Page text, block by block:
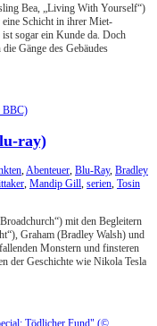
Bea, „Living With Yourself“)
Schicht in ihrer Miet-
sogar ein Kunde da. Doch
Gänge des Gebäudes
ray)
Abenteuer Blu-Ray, Bradley
Mandip Gill serien Tosin
mit den Begleitern
Graham (Bradley Walsh) und
Monstern und finsteren
der Geschichte wie Nikola Tesla